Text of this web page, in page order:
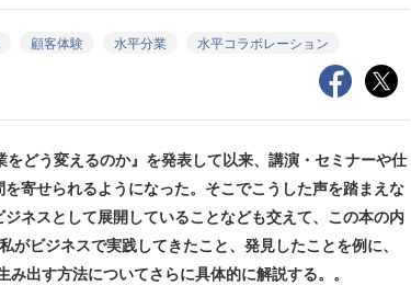
顧客体験 水平分業 水平コラボレーション
どう変えるのか』を発表して以来、講演・セミナーや仕
寄せられるようになった。そこでこうした声を踏まえな
ネスとして展開していることなども交えて、この本の内
ビジネスで実践してきたこと、発見したことを例に、
出す方法についてさらに具体的に解説する。。